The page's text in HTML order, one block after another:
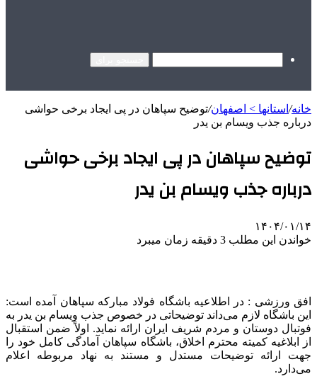
خانه/ استانها > اصفهان/توضیح سپاهان در پی ایجاد برخی حواشی
درباره جذب ویسام بن یدر
توضیح سپاهان در پی ایجاد برخی حواشی
درباره جذب ویسام بن یدر
۱۴۰۴/۰۱/۱۴
خواندن این مطلب 3 دقیقه زمان میبرد
افق ورزشی : در اطلاعیه باشگاه فولاد مبارکه سپاهان آمده است:
این باشگاه لازم می‌داند توضیحاتی در خصوص جذب ویسام بن یدر به
فوتبال دوستان و مردم شریف ایران ارائه نماید. اولاً ضمن استقبال
از ابلاغیه کمیته محترم اخلاق، باشگاه سپاهان آمادگی کامل خود را
جهت ارائه توضیحات مستدل و مستند به نهاد مربوطه اعلام
می‌دارد.